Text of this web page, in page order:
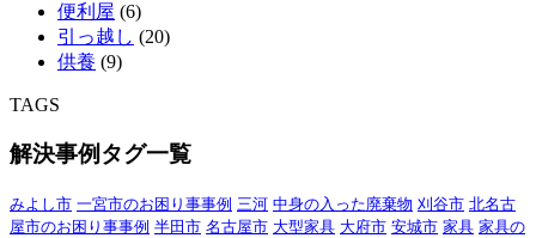
便利屋 (6)
引っ越し (20)
供養 (9)
TAGS
解決事例タグ一覧
みよし市 一宮市のお困り事事例 三河 中身の入った廃棄物 刈谷市 北名古
屋市のお困り事事例 半田市 名古屋市 大型家具 大府市 安城市 家具 家具の